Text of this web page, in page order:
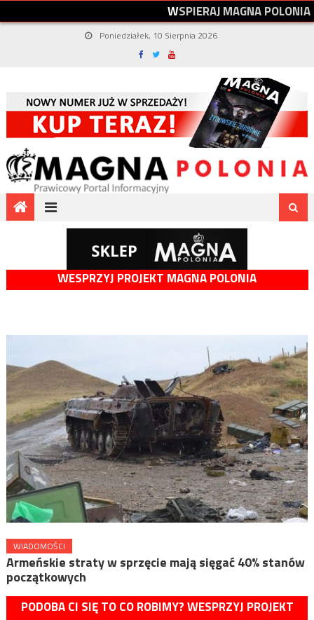
WSPIERAJMAGNAPOLONIA
Poniedziałek, 10 Sierpnia 2026
WESPRZYJ PROJEKT MAGNA POLONIA
WIADOMOŚCI
Armeńskie straty w sprzęcie mają sięgać 40% stanów
początkowych
PODOBA CI SIĘ TO CO ROBIMY? WESPRZYJ PROJEKT